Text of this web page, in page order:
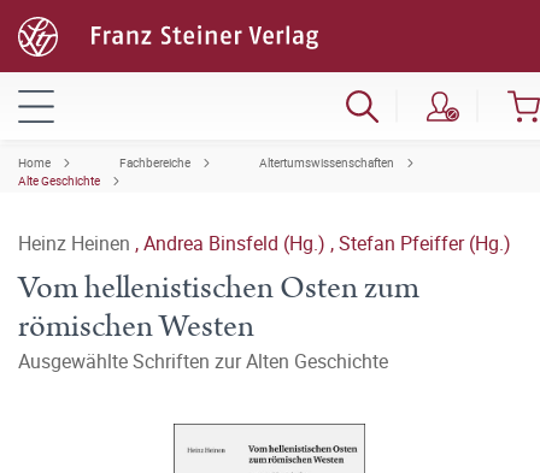
Home Fachbereiche
Altertumswissenschaften
Alte Geschichte
Heinz Heinen ,Andrea Binsfeld (Hg.) ,Stefan Pfeiffer (Hg.)
Vom hellenistischen Osten zum
römischen Westen
Ausgewählte Schriften zur Alten Geschichte